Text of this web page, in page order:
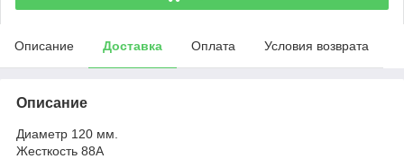
Описание Доставка Оплата Условия возврата
Описание
Диаметр 120 мм.
Жесткость 88А